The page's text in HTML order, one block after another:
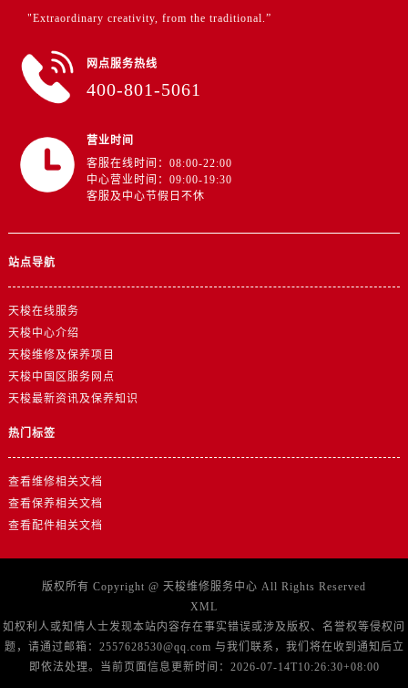
上海市黄浦区南京东路299号宏伊国际广场写字楼8层806室售后服务中心（需提前预约）
浙江省杭州市上城区钱江路1366号华润大厦A座5层503-5室售后服务中心（需提前预约）
澳门特别行政区花王堂区大三巴商圈售后服务中心（需提前预约）
澳门特别行政区嘉模堂区官也街售后服务中心（需提前预约）
澳门省路氹城市金光大道售后服务中心（需提前预约）
澳门特别行政区望德堂区塔石广场售后服务中心（需提前预约）
"Extraordinary creativity, from the traditional.”
网点服务热线
400-801-5061
营业时间
客服在线时间：08:00-22:00
中心营业时间：09:00-19:30
客服及中心节假日不休
站点导航
天梭在线服务
天梭中心介绍
天梭维修及保养项目
天梭中国区服务网点
天梭最新资讯及保养知识
热门标签
查看维修相关文档
查看保养相关文档
查看配件相关文档
版权所有 Copyright @ 天梭维修服务中心 All Rights Reserved
XML
如权利人或知情人士发现本站内容存在事实错误或涉及版权、名誉权等侵权问
题，请通过邮箱：2557628530@qq.com 与我们联系，我们将在收到通知后立
即依法处理。当前页面信息更新时间：2026-07-14T10:26:30+08:00